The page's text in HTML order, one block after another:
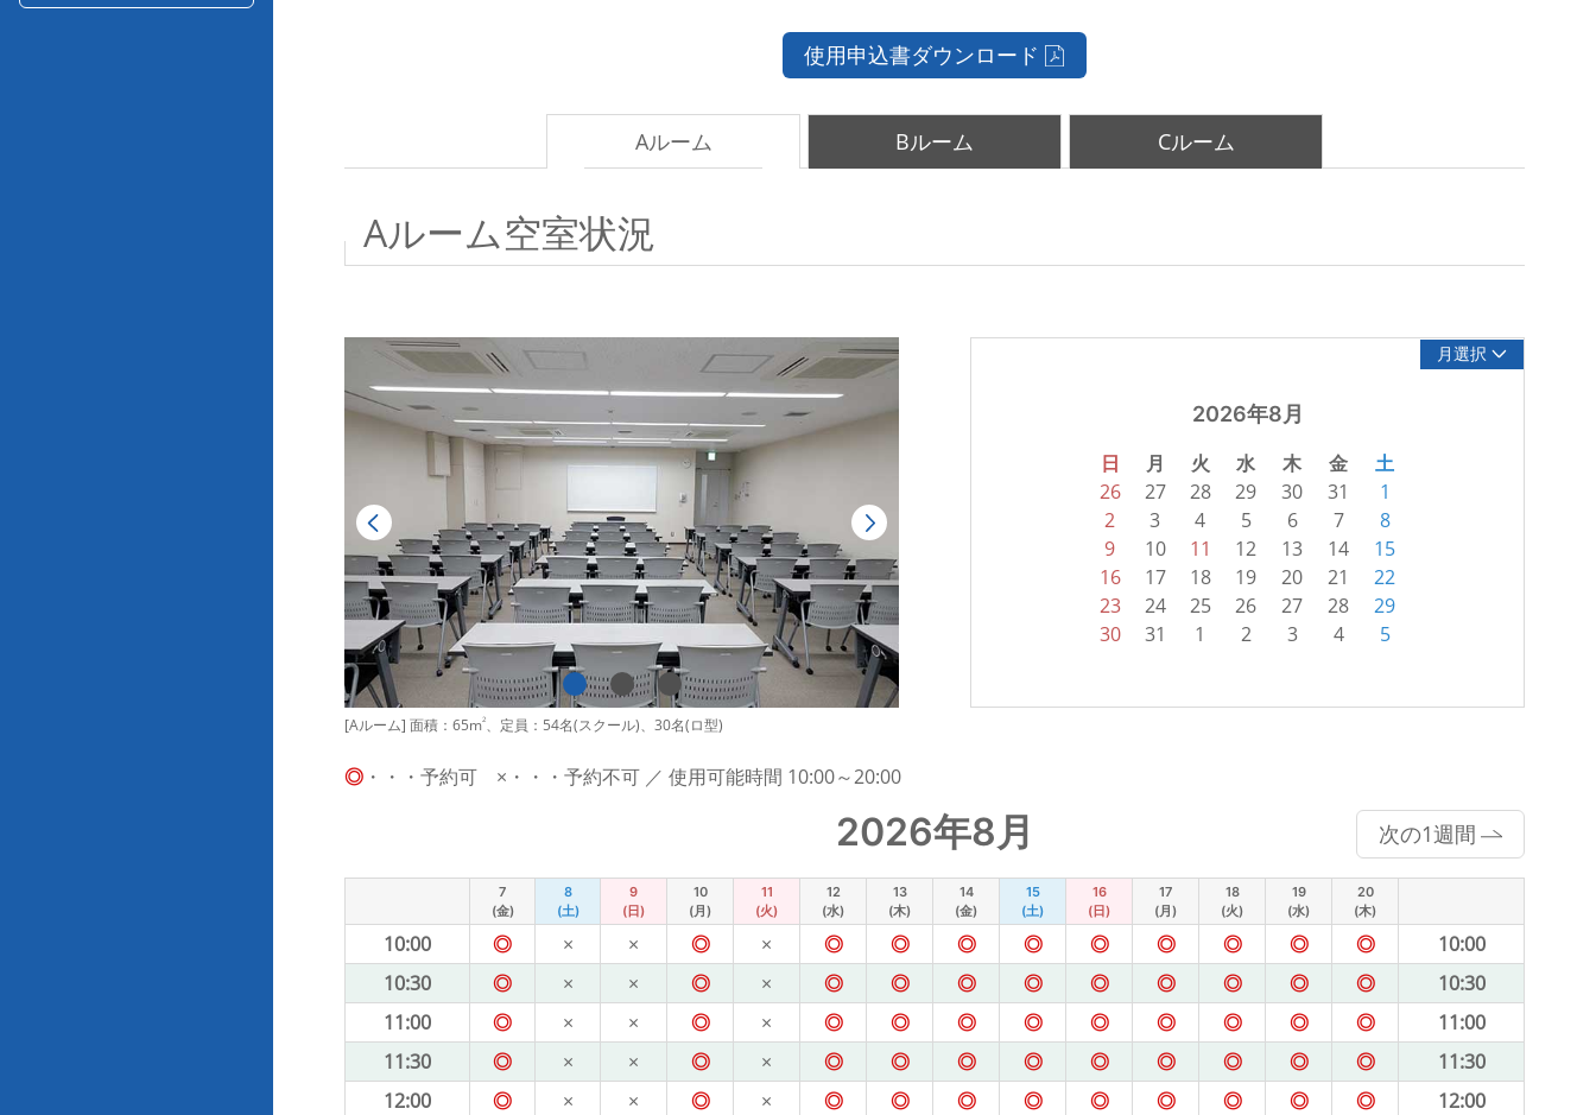
使用申込書ダウンロード
Aルーム Bルーム Cルーム
Aルーム空室状況
[Aルーム] 面積：65m2、定員：54名(スクール)、30名(ロ型)
月選択
2026年8月
日 月 火 水 木 金 土
26 27 28 29 30 31
1
2
3 4 5 6 7
8
9
10 11 12 13 14
15
16
17 18 19 20 21
22
23
24 25 26 27 28
29
30
31 1 2 3 4 5
◎ ・・・予約可 ×・・・予約不可 ／ 使用可能時間 10:00～20:00
2026年8月 次の1週間
7
(金)
8
(土)
9
(日)
10
(月)
11
(火)
12
(水)
13
(木)
14
(金)
15
(土)
16
(日)
17
(月)
18
(火)
19
(水)
20
(木)
10:00 ◎ × × ◎ × ◎ ◎ ◎ ◎ ◎ ◎ ◎ ◎ ◎
10:00
10:30
◎ × × ◎ × ◎ ◎ ◎ ◎ ◎ ◎ ◎ ◎ ◎
10:30
11:00
◎ × × ◎ × ◎ ◎ ◎ ◎ ◎ ◎ ◎ ◎ ◎
11:00
11:30
◎ × × ◎ × ◎ ◎ ◎ ◎ ◎ ◎ ◎ ◎ ◎
11:30
12:00
◎ × × ◎ × ◎ ◎ ◎ ◎ ◎ ◎ ◎ ◎ ◎
12:00